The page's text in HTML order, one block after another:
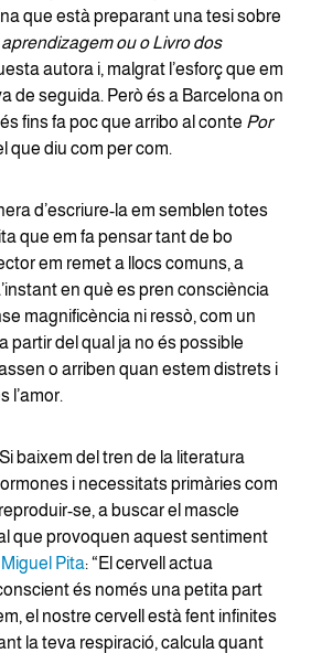
que està preparant una tesi sobre
aprendizagem ou o Livro dos
autora i, malgrat l’esforç que em
de seguida. Però és a Barcelona on
fins fa poc que arribo al conte Por
que diu com per com.
d’escriure-la em semblen totes
que em fa pensar tant de bo
em remet a llocs comuns, a
en què es pren consciència
magnificència ni ressò, com un
partir del qual ja no és possible
o arriben quan estem distrets i
l’amor.
baixem del tren de la literatura
i necessitats primàries com
se, a buscar el mascle
que provoquen aquest sentiment
Pita: “El cervell actua
és només una petita part
el nostre cervell està fent infinites
la teva respiració, calcula quant